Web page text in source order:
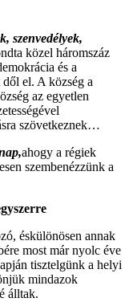
szenvedélyek,
közel háromszáz
és a
el. A község a
az egyetlen
szövetkeznek…
,ahogy a régiek
szembenézzünk a
éskülönösen annak
most már nyolc éve
tisztelgünk a helyi
mindazok
álltak.